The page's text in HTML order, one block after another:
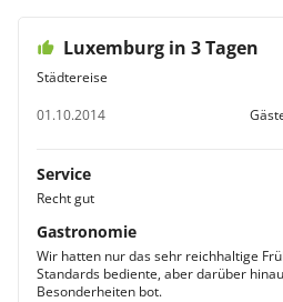
Luxemburg in 3 Tagen
Städtereise
01.10.2014
Service
Recht gut
Gastronomie
Wir hatten nur das sehr reichhaltige
Standards bediente, aber darüber
Besonderheiten bot.